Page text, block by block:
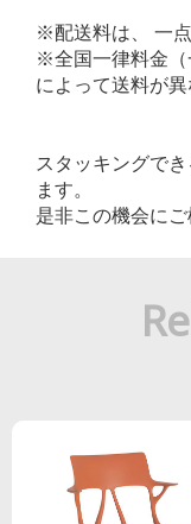
※配送料は、 一
※全国一律料金
によって送料が異
スタッキングで
ます。
是非この機会にご